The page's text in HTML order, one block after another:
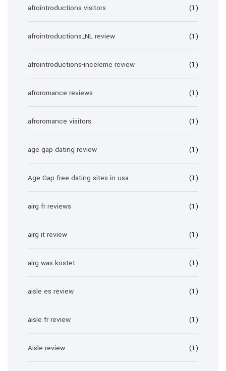
afrointroductions visitors (1)
afrointroductions_NL review (1)
afrointroductions-inceleme review (1)
afroromance reviews (1)
afroromance visitors (1)
age gap dating review (1)
Age Gap free dating sites in usa (1)
airg fr reviews (1)
airg it review (1)
airg was kostet (1)
aisle es review (1)
aisle fr review (1)
Aisle review (1)